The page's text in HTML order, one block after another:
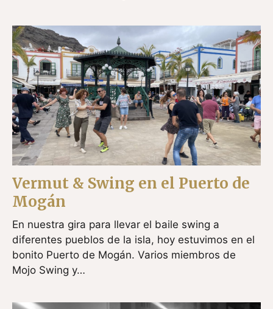
Vermut & Swing en el Puerto de
Mogán
En nuestra gira para llevar el baile swing a
diferentes pueblos de la isla, hoy estuvimos en el
bonito Puerto de Mogán. Varios miembros de
Mojo Swing y…